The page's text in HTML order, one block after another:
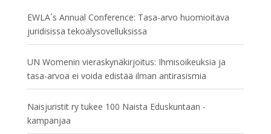
EWLA´s Annual Conference: Tasa-arvo huomioitava
juridisissa tekoälysovelluksissa
UN Womenin vieraskynäkirjoitus: Ihmisoikeuksia ja
tasa-arvoa ei voida edistää ilman antirasismia
Naisjuristit ry tukee 100 Naista Eduskuntaan -
kampanjaa